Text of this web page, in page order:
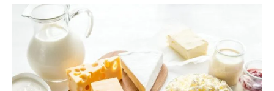
Piimatalumatus
see
on?